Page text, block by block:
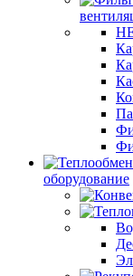
оборудование